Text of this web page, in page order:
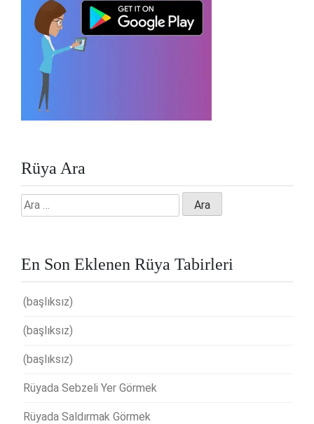
Rüya Ara
Arama:
En Son Eklenen Rüya Tabirleri
(başlıksız)
(başlıksız)
(başlıksız)
Rüyada Sebzeli Yer Görmek
Rüyada Saldırmak Görmek